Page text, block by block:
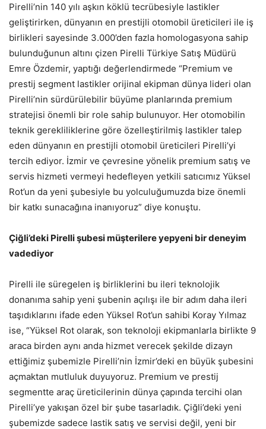
Pirelli’nin 140 yılı aşkın köklü tecrübesiyle lastikler
geliştirirken, dünyanın en prestijli otomobil üreticileri ile iş
birlikleri sayesinde 3.000’den fazla homologasyona sahip
bulunduğunun altını çizen Pirelli Türkiye Satış Müdürü
Emre Özdemir, yaptığı değerlendirmede “Premium ve
prestij segment lastikler orijinal ekipman dünya lideri olan
Pirelli’nin sürdürülebilir büyüme planlarında premium
stratejisi önemli bir role sahip bulunuyor. Her otomobilin
teknik gerekliliklerine göre özelleştirilmiş lastikler talep
eden dünyanın en prestijli otomobil üreticileri Pirelli’yi
tercih ediyor. İzmir ve çevresine yönelik premium satış ve
servis hizmeti vermeyi hedefleyen yetkili satıcımız Yüksel
Rot’un da yeni şubesiyle bu yolculuğumuzda bize önemli
bir katkı sunacağına inanıyoruz” diye konuştu.
Çiğli’deki Pirelli şubesi müşterilere yepyeni bir deneyim
vadediyor
Pirelli ile süregelen iş birliklerini bu ileri teknolojik
donanıma sahip yeni şubenin açılışı ile bir adım daha ileri
taşıdıklarını ifade eden Yüksel Rot’un sahibi Koray Yılmaz
ise, “Yüksel Rot olarak, son teknoloji ekipmanlarla birlikte 9
araca birden aynı anda hizmet verecek şekilde dizayn
ettiğimiz şubemizle Pirelli’nin İzmir’deki en büyük şubesini
açmaktan mutluluk duyuyoruz. Premium ve prestij
segmentte araç üreticilerinin dünya çapında tercihi olan
Pirelli’ye yakışan özel bir şube tasarladık. Çiğli’deki yeni
şubemizde sadece lastik satış ve servisi değil, yeni bir